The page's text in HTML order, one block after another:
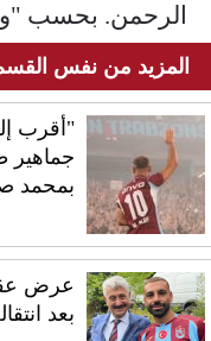
الرحمن. بحسب
المزيد من نفس
"أقرب
جماهير
بمحمد
عرض
بعد